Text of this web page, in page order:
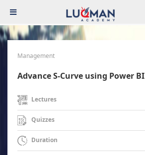
Management
Advance S-Curve using Power BI
Lectures
Quizzes
Duration